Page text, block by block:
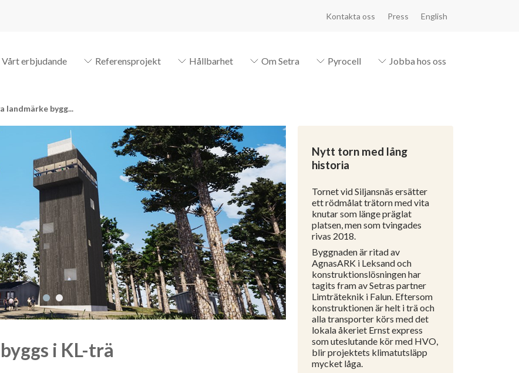
Kontakta oss Press English
Vårt erbjudande Referensprojekt Hållbarhet Om Setra Pyrocell Jobba hos oss
landmärke bygg...
i KL-trä
Nytt torn med lång
historia
Tornet vid Siljansnäs ersätter
ett rödmålat trätorn med vita
knutar som länge präglat
platsen, men som tvingades
rivas 2018.
Byggnaden är ritad av
AgnasARK i Leksand och
konstruktionslösningen har
tagits fram av Setras partner
Limträteknik i Falun. Eftersom
konstruktionen är helt i trä och
alla transporter körs med det
lokala åkeriet Ernst express
som uteslutande kör med HVO,
blir projektets klimatutsläpp
mycket låga.